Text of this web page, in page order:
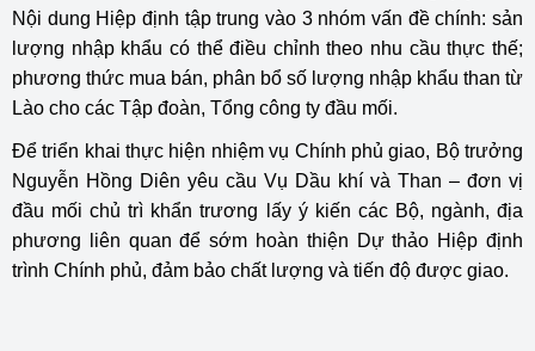
Nội dung Hiệp định tập trung vào 3 nhóm vấn đề chính: sản
lượng nhập khẩu có thể điều chỉnh theo nhu cầu thực thế;
phương thức mua bán, phân bổ số lượng nhập khẩu than từ
Lào cho các Tập đoàn, Tổng công ty đầu mối.
Để triển khai thực hiện nhiệm vụ Chính phủ giao, Bộ trưởng
Nguyễn Hồng Diên yêu cầu Vụ Dầu khí và Than – đơn vị
đầu mối chủ trì khẩn trương lấy ý kiến các Bộ, ngành, địa
phương liên quan để sớm hoàn thiện Dự thảo Hiệp định
trình Chính phủ, đảm bảo chất lượng và tiến độ được giao.